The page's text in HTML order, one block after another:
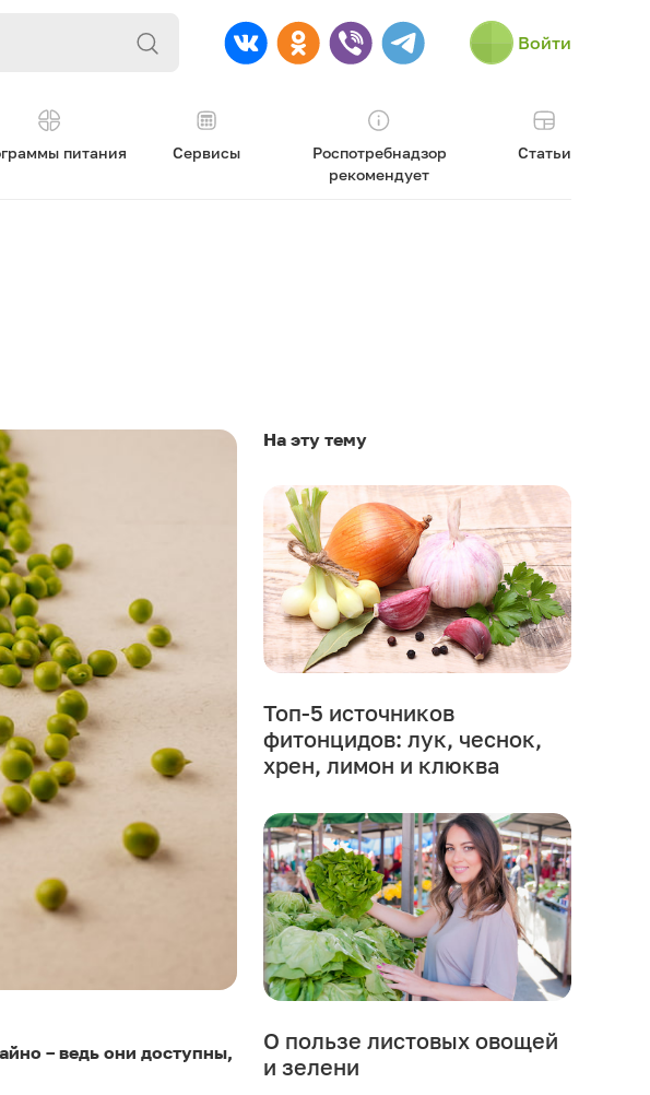
Войти
питания Сервисы
Роспотребнадзор
рекомендует
Статьи
– ведь они доступны,
На эту тему
Топ-5 источников
фитонцидов: лук, чеснок,
хрен, лимон и клюква
О пользе листовых овощей
и зелени